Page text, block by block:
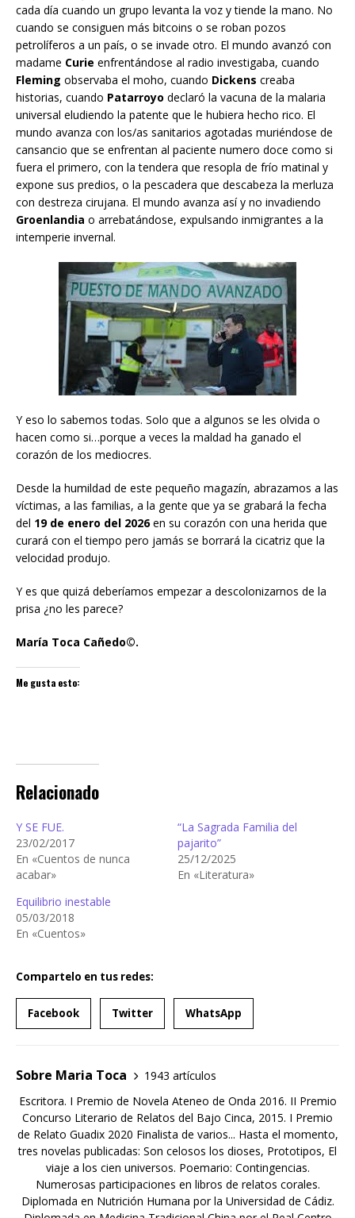
cada día cuando un grupo levanta la voz y tiende la mano. No
cuando se consiguen más bitcoins o se roban pozos
petrolíferos a un país, o se invade otro. El mundo avanzó con
madame Curie enfrentándose al radio investigaba, cuando
Fleming observaba el moho, cuando Dickens creaba
historias, cuando Patarroyo declaró la vacuna de la malaria
universal eludiendo la patente que le hubiera hecho rico. El
mundo avanza con los/as sanitarios agotadas muriéndose de
cansancio que se enfrentan al paciente numero doce como si
fuera el primero, con la tendera que resopla de frío matinal y
expone sus predios, o la pescadera que descabeza la merluza
con destreza cirujana. El mundo avanza así y no invadiendo
Groenlandia o arrebatándose, expulsando inmigrantes a la
intemperie invernal.
Y eso lo sabemos todas. Solo que a algunos se les olvida o
hacen como si…porque a veces la maldad ha ganado el
corazón de los mediocres.
Desde la humildad de este pequeño magazín, abrazamos a las
víctimas, a las familias, a la gente que ya se grabará la fecha
del 19 de enero del 2026en su corazón con una herida que
curará con el tiempo pero jamás se borrará la cicatriz que la
velocidad produjo.
Y es que quizá deberíamos empezar a descolonizarnos de la
prisa ¿no les parece?
María Toca Cañedo©.
Me gusta esto:
Relacionado
Y SE FUE.
23/02/2017
En «Cuentos de nunca
acabar»
“La Sagrada Familia del
pajarito”
25/12/2025
En «Literatura»
Equilibrio inestable
05/03/2018
En «Cuentos»
Compartelo en tus redes:
Facebook Twitter WhatsApp
Sobre Maria Toca
1943 artículos
Escritora. I Premio de Novela Ateneo de Onda 2016. II Premio
Concurso Literario de Relatos del Bajo Cinca, 2015. I Premio
de Relato Guadix 2020 Finalista de varios... Hasta el momento,
tres novelas publicadas: Son celosos los dioses, Prototipos, El
viaje a los cien universos. Poemario: Contingencias.
Numerosas participaciones en libros de relatos corales.
Diplomada en Nutrición Humana por la Universidad de Cádiz.